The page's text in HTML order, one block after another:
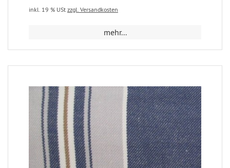
inkl. 19 % USt zzgl. Versandkosten
mehr...